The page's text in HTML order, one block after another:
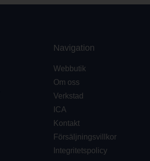
Navigation
Webbutik
Om oss
Verkstad
ICA
Kontakt
Försäljningsvillkor
Integritetspolicy